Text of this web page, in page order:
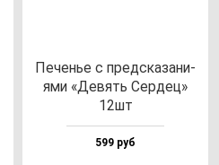
Печенье с пред­ска­за­ни­
ями «Девять Сер­дец»
12шт
599 руб